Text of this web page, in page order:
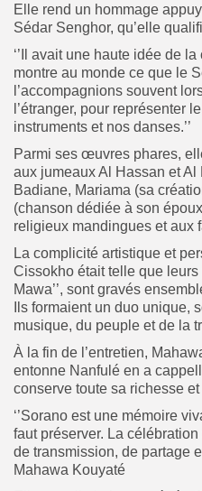
Elle rend un hommage
Sédar Senghor, qu’elle
‘’Il avait une haute idée de
montre au monde ce que le
l’accompagnions souvent
l’étranger, pour représenter
instruments et nos danses.’’
Parmi ses œuvres phares,
aux jumeaux Al Hassan et
Badiane, Mariama (sa
(chanson dédiée à son
religieux mandingues et aux
La complicité artistique et
Cissokho était telle que leurs
Mawa’’, sont gravés
Ils formaient un duo unique,
musique, du peuple et de la
À la fin de l’entretien,
entonne Nanfulé en a
conserve toute sa richesse
‘’Sorano est une mémoire
faut préserver. La
de transmission, de partage
Mahawa Kouyaté